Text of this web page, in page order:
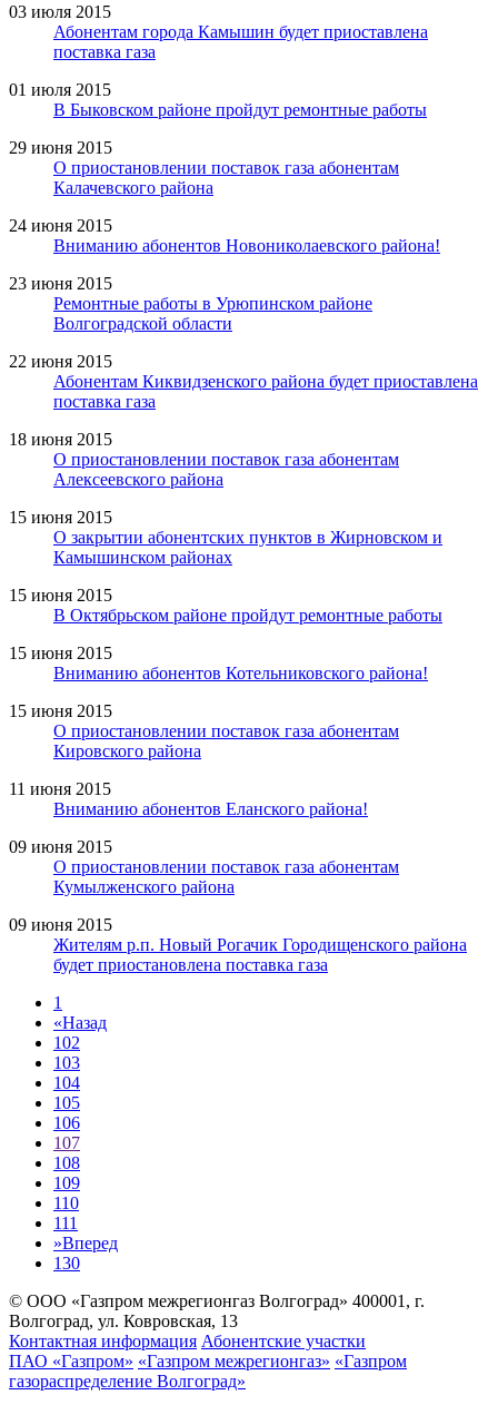
03 июля 2015
Абонентам города Камышин будет приоставлена
поставка газа
01 июля 2015
В Быковском районе пройдут ремонтные работы
29 июня 2015
О приостановлении поставок газа абонентам
Калачевского района
24 июня 2015
Вниманию абонентов Новониколаевского района!
23 июня 2015
Ремонтные работы в Урюпинском районе
Волгоградской области
22 июня 2015
Абонентам Киквидзенского района будет приоставлена
поставка газа
18 июня 2015
О приостановлении поставок газа абонентам
Алексеевского района
15 июня 2015
О закрытии абонентских пунктов в Жирновском и
Камышинском районах
15 июня 2015
В Октябрьском районе пройдут ремонтные работы
15 июня 2015
Вниманию абонентов Котельниковского района!
15 июня 2015
О приостановлении поставок газа абонентам
Кировского района
11 июня 2015
Вниманию абонентов Еланского района!
09 июня 2015
О приостановлении поставок газа абонентам
Кумылженского района
09 июня 2015
Жителям р.п. Новый Рогачик Городищенского района
будет приостановлена поставка газа
1
«Назад
102
103
104
105
106
107
108
109
110
111
»Вперед
130
© ООО «Газпром межрегионгаз Волгоград» 400001, г.
Волгоград, ул. Ковровская, 13
Контактная информация Абонентские участки
ПАО «Газпром» «Газпром межрегионгаз» «Газпром
газораспределение Волгоград»